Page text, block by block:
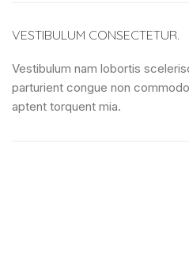
VESTIBULUM CONSECTETUR.
Vestibulum nam lobortis
parturient congue non
aptent torquent mia.